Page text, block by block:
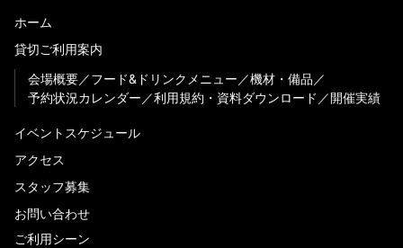
ホーム
貸切ご利用案内
会場概要
フード&ドリンクメニュー
機材・備品
予約状況カレンダー
利用規約・資料ダウンロード 開催実績
イベントスケジュール
アクセス
スタッフ募集
お問い合わせ
ご利用シーン